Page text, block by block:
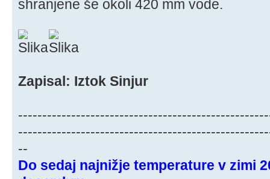
shranjene še okoli 420 mm vode.
Zapisal: Iztok Sinjur
--
Do sedaj najnižje temperature v zimi